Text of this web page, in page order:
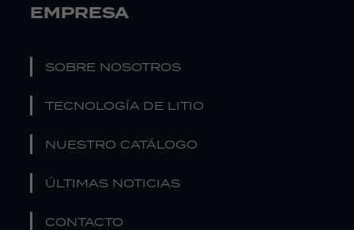
EMPRESA
SOBRE NOSOTROS
TECNOLOGÍA DE LITIO
NUESTRO CATÁLOGO
ÚLTIMAS NOTICIAS
CONTACTO